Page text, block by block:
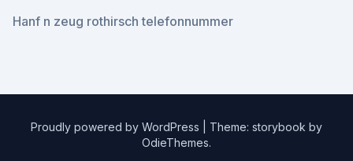
Hanf n zeug rothirsch telefonnummer
Proudly powered by WordPress
Theme: storybook by
OdieThemes.